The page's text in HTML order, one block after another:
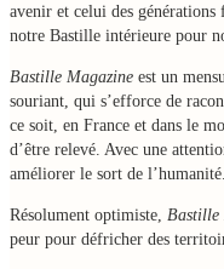
avenir et celui des générations
notre Bastille intérieure pour
Bastille Magazine est un
souriant, qui s’efforce de
ce soit, en France et dans le
d’être relevé. Avec une
améliorer le sort de l’humanité.
Résolument optimiste, Bastille
peur pour défricher des